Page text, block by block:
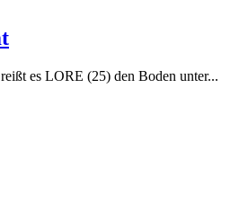
es LORE (25) den Boden unter...